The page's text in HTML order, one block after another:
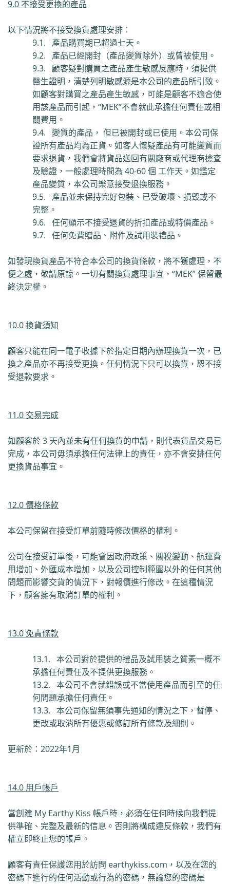
9.0 不接受更換的產品
以下情況將不接受換貨處理安排：
9.1.
產品購買期已超過七天。
9.2.
產品已經開封（產品變質除外）或曾被使用。
9.3.
顧客疑對購買之產品產生敏感反應時，須提供
醫生證明，清楚列明敏感源是本公司的產品所引致。
如顧客對購買之產品產生敏感，可能是顧客不適合使
用該產品而引起， “MEK”不會就此承擔任何責任或相
關費用。
9.4. 變質的產品， 但已被開封或已使用。本公司保
證所有產品均為正貨。如客人懷疑產品有可能變質而
要求退貨，我們會將貨品送回有關廠商或代理商檢查
及驗證，一般處理時間為 40-60個 工作天。如鑑定
產品變質，本公司樂意接受退換服務。
9.5.
產品並未保持完好包裝、已受破壞、損毀或不
完整。
9.6. 任何顯示不接受退貨的折扣產品或特價產品。
9.7. 任何免費贈品、附件及試用裝禮品。
如發現換貨產品不符合本公司的換貨條款，將不獲處理，不
便之處，敬請原諒。一切有關換貨處理事宜， “MEK”保留最
終決定權。
10.0 換貨須知
顧客只能在同一電子收據下於指定日期內辦理換貨一次，已
換之產品亦不再接受更換。任何情況下只可以換貨，恕不接
受退款要求。
11.0 交易完成
如顧客於3 天內並未有任何換貨的申請，則代表貨品交易已
完成，本公司毋須承擔任何法律上的責任，亦不會安排任何
更換貨品事宜。
12.0 價格條款
本公司保留在接受訂單前隨時修改價格的權利。
公司在接受訂單後，可能會因政府政策、關稅變動、航運費
用增加、外匯成本增加，以及公司控制範圍以外的任何其他
問題而影響交貨的情況下，對報價進行修改。在這種情況
下，顧客擁有取消訂單的權利。
13.0 免責條款
13.1. 本公司對於提供的禮品及試用裝之質素一概不
承擔任何責任及不提供更換服務。
13.2. 本公司不會就錯誤或不當使用產品而引至的任
何問題承擔任何責任。
13.3. 本公司保留無須事先通知的情況之下，暫停、
更改或取消所有優惠或修訂所有條款及細則。
更新於： 2022年1月
14.0 用戶帳戶
當創建 My Earthy Kiss 帳戶時，必須在任何時候向我們提
供準確、完整及最新的信息。否則將構成違反條款，我們有
權立即終止您的帳戶。
顧客有責任保護您用於訪問 earthykiss.com ， 以及在您的
密碼下進行的任何活動或行為的密碼，無論您的密碼是